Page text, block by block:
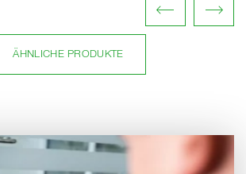
ÄHNLICHE PRODUKTE